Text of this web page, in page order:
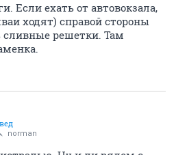
Если ехать от автовокзала,
ходят) справой стороны
решетки. Там
norman